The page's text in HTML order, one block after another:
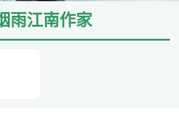
雨江南作家